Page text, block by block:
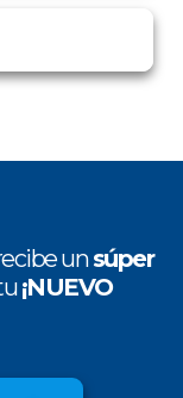
unsúper
¡NUEVO